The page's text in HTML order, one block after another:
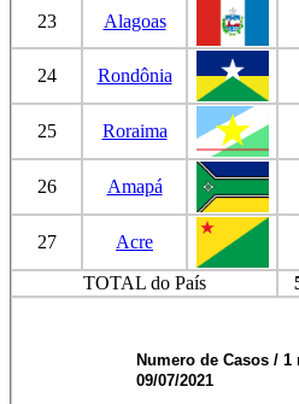
23 Alagoas
24 Rondônia
25 Roraima
26 Amapá
27 Acre
TOTAL do País
Numero de Casos /
09/07/2021